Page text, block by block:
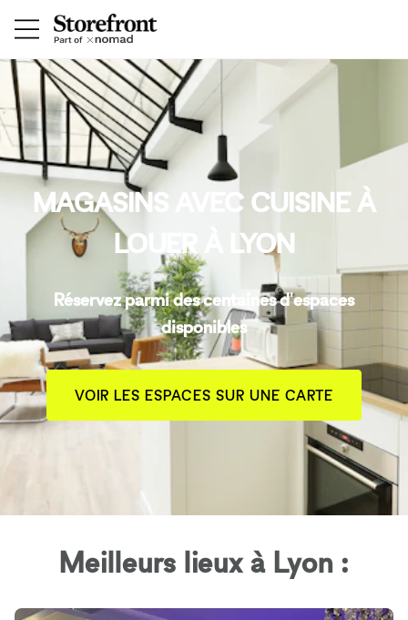
MAGASINS AVEC CUISINE À
LOUER À LYON
Réservez parmi des centaines d'espaces
disponibles
VOIR LES ESPACES SUR UNE CARTE
Meilleurs lieux à Lyon :